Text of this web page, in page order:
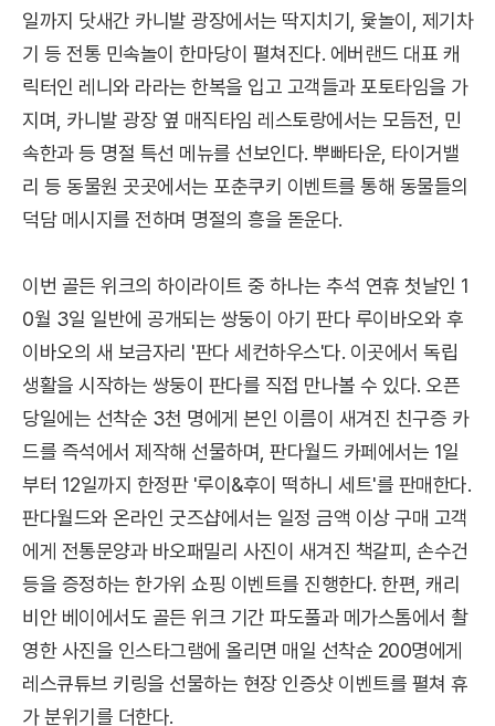
일까지 닷새간 카니발 광장에서는 딱지치기, 윷놀이, 제기차
기 등 전통 민속놀이 한마당이 펼쳐진다. 에버랜드 대표 캐
릭터인 레니와 라라는 한복을 입고 고객들과 포토타임을 가
지며, 카니발 광장 옆 매직타임 레스토랑에서는 모듬전, 민
속한과 등 명절 특선 메뉴를 선보인다. 뿌빠타운, 타이거밸
리 등 동물원 곳곳에서는 포춘쿠키 이벤트를 통해 동물들의
덕담 메시지를 전하며 명절의 흥을 돋운다.
이번 골든 위크의 하이라이트 중 하나는 추석 연휴 첫날인 1
0월 3일 일반에 공개되는 쌍둥이 아기 판다 루이바오와 후
이바오의 새 보금자리 '판다 세컨하우스'다. 이곳에서 독립
생활을 시작하는 쌍둥이 판다를 직접 만나볼 수 있다. 오픈
당일에는 선착순 3천 명에게 본인 이름이 새겨진 친구증 카
드를 즉석에서 제작해 선물하며, 판다월드 카페에서는 1일
부터 12일까지 한정판 '루이&후이 떡하니 세트'를 판매한다.
판다월드와 온라인 굿즈샵에서는 일정 금액 이상 구매 고객
에게 전통문양과 바오패밀리 사진이 새겨진 책갈피, 손수건
등을 증정하는 한가위 쇼핑 이벤트를 진행한다. 한편, 캐리
비안 베이에서도 골든 위크 기간 파도풀과 메가스톰에서 촬
영한 사진을 인스타그램에 올리면 매일 선착순 200명에게
레스큐튜브 키링을 선물하는 현장 인증샷 이벤트를 펼쳐 휴
가 분위기를 더한다.